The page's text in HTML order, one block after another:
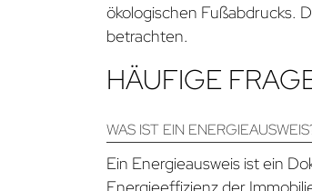
ökologischen Fußabdrucks.
betrachten.
HÄUFIGE
WAS IST EIN
Ein Energieausweis ist ein